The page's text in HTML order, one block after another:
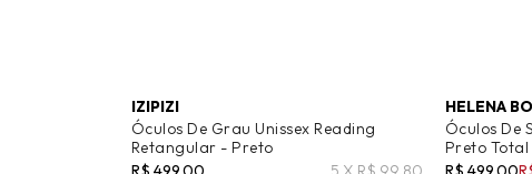
IZIPIZI
Óculos De Grau Unissex Reading
Retangular - Preto
HELENA
Óculos De
Preto